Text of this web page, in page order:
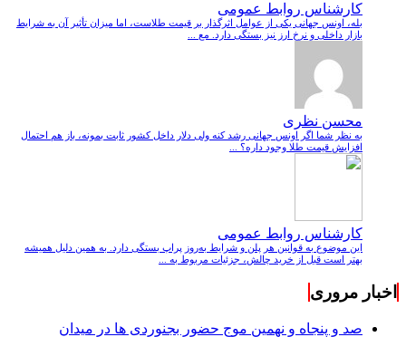
کارشناس روابط عمومی
بله، اونس جهانی یکی از عوامل اثرگذار بر قیمت طلاست، اما میزان تأثیر آن به شرایط
بازار داخلی و نرخ ارز نیز بستگی دارد. مع ...
محسن نظری
به نظر شما اگر اونس جهانی رشد کنه ولی دلار داخل کشور ثابت بمونه، باز هم احتمال
افزایش قیمت طلا وجود داره؟ ...
کارشناس روابط عمومی
این موضوع به قوانین هر پلن و شرایط به‌روز پراپ بستگی دارد. به همین دلیل همیشه
بهتر است قبل از خرید چالش، جزئیات مربوط به ...
اخبار مروری
صد و پنجاه و نهمین موج حضور بجنوردی ها در میدان